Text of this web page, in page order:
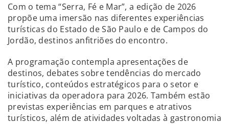
Com o tema “Serra, Fé e Mar”, a edição de 2026
propõe uma imersão nas diferentes experiências
turísticas do Estado de São Paulo e de Campos do
Jordão, destinos anfitriões do encontro.
A programação contempla apresentações de
destinos, debates sobre tendências do mercado
turístico, conteúdos estratégicos para o setor e
iniciativas da operadora para 2026. Também estão
previstas experiências em parques e atrativos
turísticos, além de atividades voltadas à gastronomia